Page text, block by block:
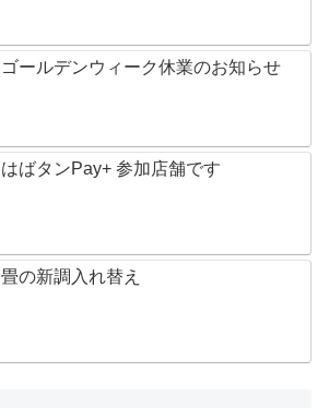
ゴールデンウィーク休業のお知らせ
はばタンPay+ 参加店舗です
畳の新調入れ替え